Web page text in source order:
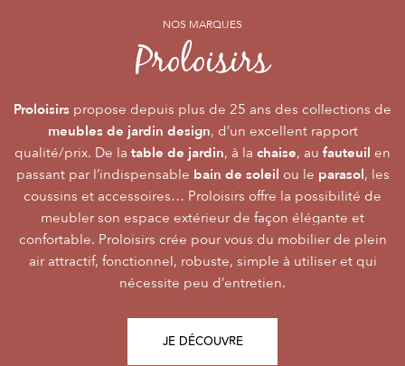
NOS MARQUES
Proloisirs
Proloisirs propose depuis plus de 25 ans des collections de
meubles de jardin design, d’un excellent rapport
qualité/prix. De la table de jardin, à la chaise, au fauteuil en
passant par l’indispensable bain de soleil ou le parasol, les
coussins et accessoires… Proloisirs offre la possibilité de
meubler son espace extérieur de façon élégante et
confortable. Proloisirs crée pour vous du mobilier de plein
air attractif, fonctionnel, robuste, simple à utiliser et qui
nécessite peu d’entretien.
JE DÉCOUVRE
NOS MARQUES
Océoby PROLOISIRS
Océocrée dumobilier Premium, pour vivre l’extérieur avec
raffinement et participer de façon inoubliable aux grandes
émotions de la vie. Le mobilier Océo, de par la qualité de
ses différents matériaux et de sa fabrication, se joue des
frontières d’usage. Voir sonextérieurcomme une pièce à
part entière nécessite du style et le soin des détails.
L’illustration Océo passe par la qualité desplateaux
Trespa® qui équipent en exclusivité de nombreusestables
de jardinpour un plaisir d’usage durable.
JE DÉCOUVRE
NOS MARQUES
Alizéby PROLOISIRS
Alizéest LA marque du mobilier de jardin contemporain
dont la conception et l’accessibilité du prixfont qu’elle
s’adresse au plus grand nombre.
Le mobilier d’extérieur Alizé apporte un souffle bien
agréable empreint de style, fonctionnalité, facilité
d’utilisation, prix, pour des instantsRepas, Salon,Détente
Alizé est créée pour bien vivre dehors, dans la joie, la
modernité, la simplicité, le plaisir d’être ensemble !
JE DÉCOUVRE